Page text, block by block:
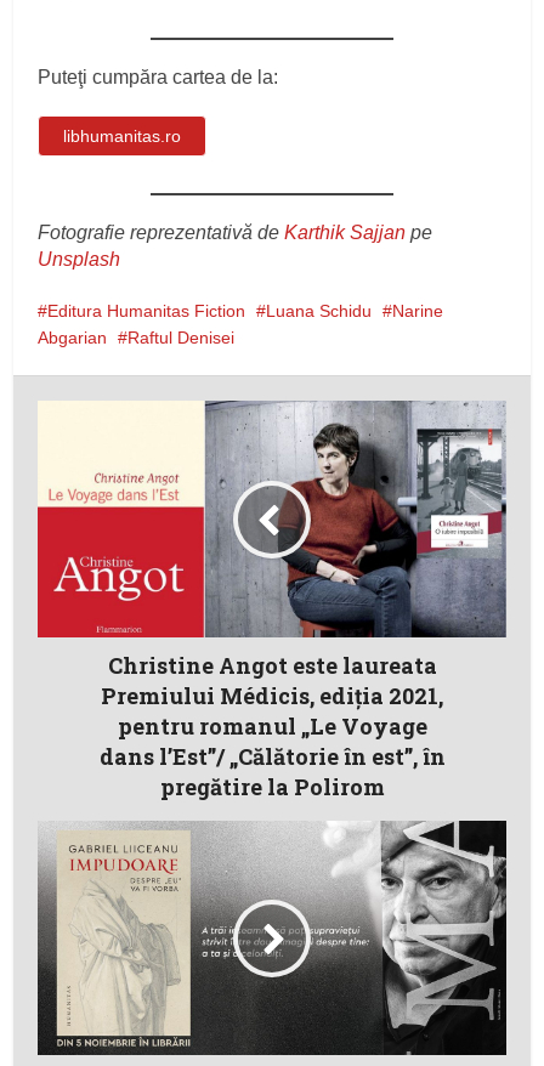
Puteţi cumpăra cartea de la:
libhumanitas.ro
Fotografie reprezentativă deKarthik Sajjan pe
Unsplash
Editura Humanitas Fiction Luana Schidu
Narine
Abgarian
Raftul Denisei
Christine Angot este laureata
Premiului Médicis, ediția 2021,
pentru romanul „Le Voyage
dans l’Est”/ „Călătorie în est”, în
pregătire la Polirom